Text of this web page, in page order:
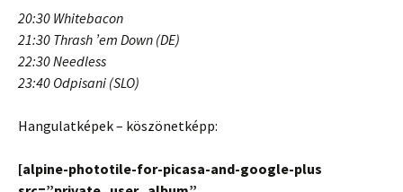
20:30 Whitebacon
21:30 Thrash ’em Down (DE)
22:30 Needless
23:40 Odpisani (SLO)
Hangulatképek – köszönetképp:
[alpine-phototile-for-picasa-and-google-plus